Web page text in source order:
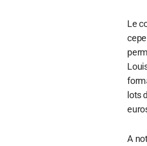
Le
lots
A